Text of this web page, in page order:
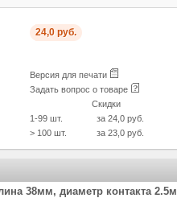
24,0 руб.
Версия для печати
Задать вопрос о товаре
Скидки
1-99 шт.
за 24,0 руб.
> 100 шт.
за 23,0 руб.
38мм, диаметр контакта